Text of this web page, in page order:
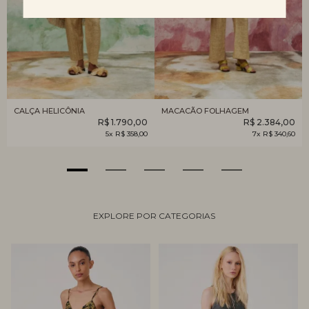
CALÇA HELICÔNIA
R$ 1.790,00
5x R$ 358,00
MACACÃO FOLHAGEM
R$ 2.384,00
7x R$ 340,60
EXPLORE POR CATEGORIAS